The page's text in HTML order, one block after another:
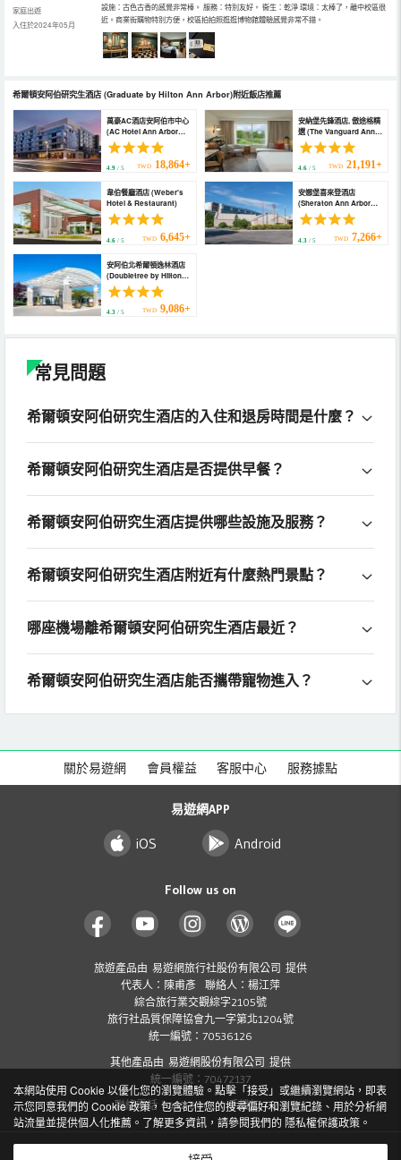
家庭出遊
入住於2024年05月
設施：古色古香的感覺非常棒。 服務：特別友好。 衞生：乾淨 環境：太棒了，離中校區很
近。商業街購物特別方便，校區拍拍照逛逛博物館體驗感覺非常不錯。
希爾頓安阿伯研究生酒店(Graduate by Hilton Ann Arbor)附近飯店推薦
萬豪AC酒店安阿伯市中心
(AC Hotel Ann Arbor
Downtown)
4.9 / 5 TWD 18,864+
安納堡先鋒酒店, 傲途格精
選 (The Vanguard Ann
Arbor, Autograph
Collection)
4.6/ 5 TWD 21,191+
韋伯餐廳酒店 (Weber's
Hotel & Restaurant)
4.6 / 5 TWD 6,645+
安娜堡喜來登酒店
(Sheraton Ann Arbor
Hotel)
4.3/ 5 TWD 7,266+
安阿伯北希爾頓逸林酒店
(Doubletree by Hilton
Ann Arbor North)
4.3 / 5 TWD 9,086+
常見問題
希爾頓安阿伯研究生酒店的入住和退房時間是什麼？
希爾頓安阿伯研究生酒店是否提供早餐？
希爾頓安阿伯研究生酒店提供哪些設施及服務？
希爾頓安阿伯研究生酒店附近有什麼熱門景點？
哪座機場離希爾頓安阿伯研究生酒店最近？
希爾頓安阿伯研究生酒店能否攜帶寵物進入？
本網站使用 Cookie 以優化您的瀏覽體驗。點擊「接受」或繼續瀏覽網站，即表
示您同意我們的 Cookie 政策，包含記住您的搜尋偏好和瀏覽紀錄、用於分析網
站流量並提供個人化推薦。了解更多資訊，請參閱我們的 隱私權保護政策 。
關於易遊網 會員權益 客服中心 服務據點
易遊網APP
iOS Android
Follow us on
旅遊產品由 易遊網旅行社股份有限公司 提供
代表人：陳甫彥 聯絡人：楊江萍
綜合旅行業交觀綜字2105號
旅行社品質保障協會九一字第北1204號
統一編號：70536126
其他產品由 易遊網股份有限公司 提供
統一編號：70472137
聯絡電話：412-8001 ( 手機加 02 )
2026 ezTravel Co., Ltd. All rights reserved.